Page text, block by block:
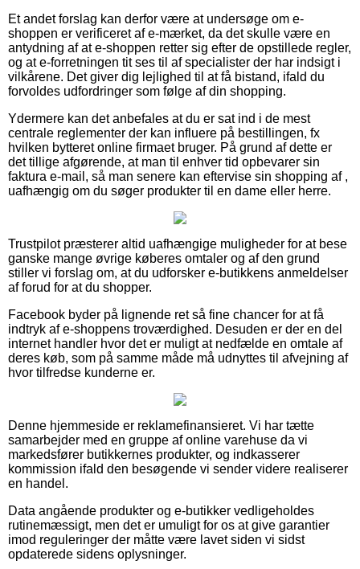
Et andet forslag kan derfor være at undersøge om e-
shoppen er verificeret af e-mærket, da det skulle være en
antydning af at e-shoppen retter sig efter de opstillede regler,
og at e-forretningen tit ses til af specialister der har indsigt i
vilkårene. Det giver dig lejlighed til at få bistand, ifald du
forvoldes udfordringer som følge af din shopping.
Ydermere kan det anbefales at du er sat ind i de mest
centrale reglementer der kan influere på bestillingen, fx
hvilken bytteret online firmaet bruger. På grund af dette er
det tillige afgørende, at man til enhver tid opbevarer sin
faktura e-mail, så man senere kan eftervise sin shopping af ,
uafhængig om du søger produkter til en dame eller herre.
Trustpilot præsterer altid uafhængige muligheder for at bese
ganske mange øvrige køberes omtaler og af den grund
stiller vi forslag om, at du udforsker e-butikkens anmeldelser
af forud for at du shopper.
Facebook byder på lignende ret så fine chancer for at få
indtryk af e-shoppens troværdighed. Desuden er der en del
internet handler hvor det er muligt at nedfælde en omtale af
deres køb, som på samme måde må udnyttes til afvejning af
hvor tilfredse kunderne er.
Denne hjemmeside er reklamefinansieret. Vi har tætte
samarbejder med en gruppe af online varehuse da vi
markedsfører butikkernes produkter, og indkasserer
kommission ifald den besøgende vi sender videre realiserer
en handel.
Data angående produkter og e-butikker vedligeholdes
rutinemæssigt, men det er umuligt for os at give garantier
imod reguleringer der måtte være lavet siden vi sidst
opdaterede sidens oplysninger.